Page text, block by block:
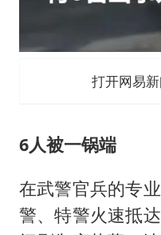
打开网易
6人被一锅端
在武警官兵的专
警、特警火速抵